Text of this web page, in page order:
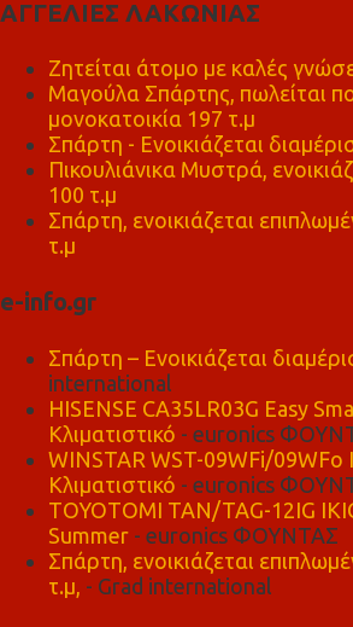
ΑΓΓΕΛΙΕΣ ΛΑΚΩΝΙΑΣ
Ζητείται άτομο με καλές
Μαγούλα Σπάρτης, πωλείται
μονοκατοικία 197 τ.μ
Σπάρτη - Ενοικιάζεται
Πικουλιάνικα Μυστρά,
100 τ.μ
Σπάρτη, ενοικιάζεται
τ.μ
e-info.gr
Σπάρτη – Ενοικιάζεται
international
HISENSE CA35LR03G Easy
Κλιματιστικό - euronics
WINSTAR WST-09WFi/09WFo
Κλιματιστικό - euronics
TOYOTOMI TAN/TAG-12IG
Summer - euronics ΦΟΥΝΤΑΣ
Σπάρτη, ενοικιάζεται
τ.μ, - Grad international